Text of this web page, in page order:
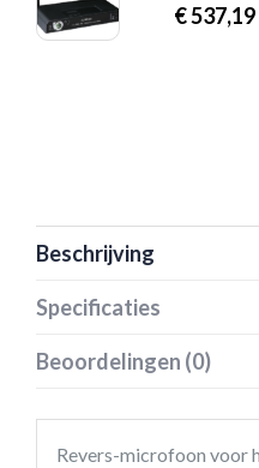
€537,19
Beschrijving
Specificaties
Beoordelingen (0)
Revers-microfoon voor